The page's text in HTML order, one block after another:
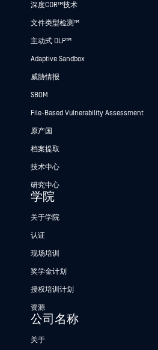
深度CDR™技术
文件类型检测™
主动式 DLP™
Adaptive Sandbox
威胁情报
SBOM
File-Based Vulnerability Assessment
原产国
档案提取
技术中心
研究中心
学院
关于学院
认证
现场培训
奖学金计划
授权培训计划
资源
公司名称
关于